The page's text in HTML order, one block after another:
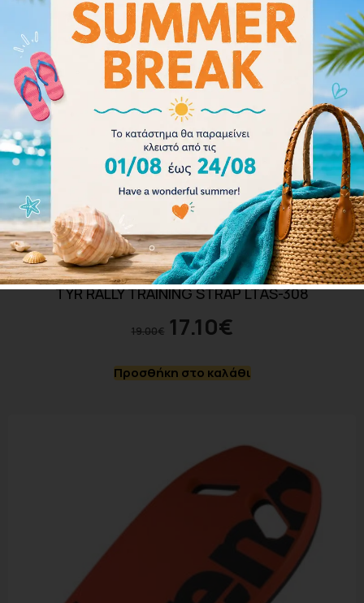
TYR RALLY TRAINING STRAP LTAS-308
19.00€ 17.10€
Προσθήκη στο καλάθι